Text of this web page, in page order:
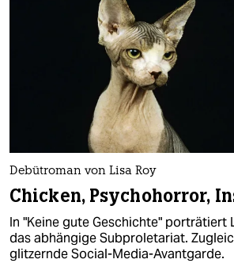
Debütroman von Lisa Roy
Chicken, Psychohorror,
In "Keine gute Geschichte" porträtiert
das abhängige Subproletariat.
glitzernde Social-Media-Avantgarde.